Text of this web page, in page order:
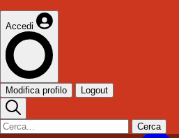
Accedi
Modifica profilo Logout
Cerca